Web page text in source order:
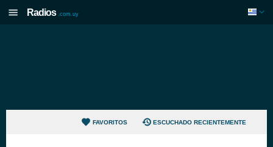
Radios .com.uy
FAVORITOS ESCUCHADO RECIENTEMENTE